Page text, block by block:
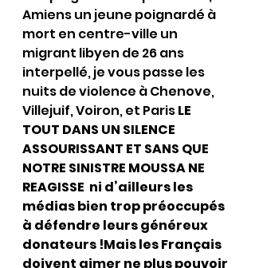
Amiens un jeune poignardé à
mort en centre-ville un
migrant libyen de 26 ans
interpellé, je vous passe les
nuits de violence à Chenove,
Villejuif, Voiron, et Paris LE
TOUT DANS UN SILENCE
ASSOURISSANT ET SANS QUE
NOTRE SINISTRE MOUSSA NE
REAGISSE  ni d’ailleurs les
médias bien trop préoccupés
à défendre leurs généreux
donateurs !Mais les Français
doivent aimer ne plus pouvoir